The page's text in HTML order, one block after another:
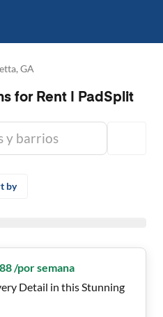
GA
for Rent | PadSplit
by
/por semana
Detail in this Stunning